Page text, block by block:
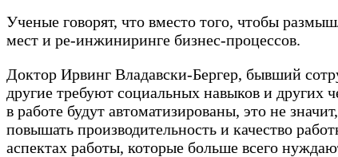
Ученые говорят, что вместо того, чтобы
мест и ре-инжиниринге бизнес-процессов.
Доктор Ирвинг Владавски-Бергер, бывший
другие требуют социальных навыков и других
в работе будут автоматизированы, это не
повышать производительность и качество
аспектах работы, которые больше всего